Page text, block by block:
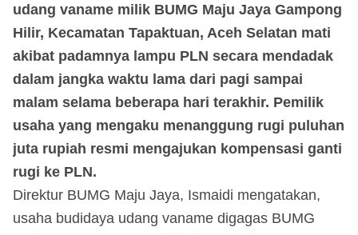
udang vaname milik BUMG Maju Jaya Gampong
Hilir, Kecamatan Tapaktuan, Aceh Selatan mati
akibat padamnya lampu PLN secara mendadak
dalam jangka waktu lama dari pagi sampai
malam selama beberapa hari terakhir. Pemilik
usaha yang mengaku menanggung rugi puluhan
juta rupiah resmi mengajukan kompensasi ganti
rugi ke PLN.
Direktur BUMG Maju Jaya, Ismaidi mengatakan,
usaha budidaya udang vaname digagas BUMG